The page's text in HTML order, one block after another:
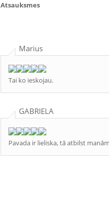
Atsauksmes
Marius
Tai ko ieskojau.
GABRIELA
Pavada ir lieliska, tā atbilst